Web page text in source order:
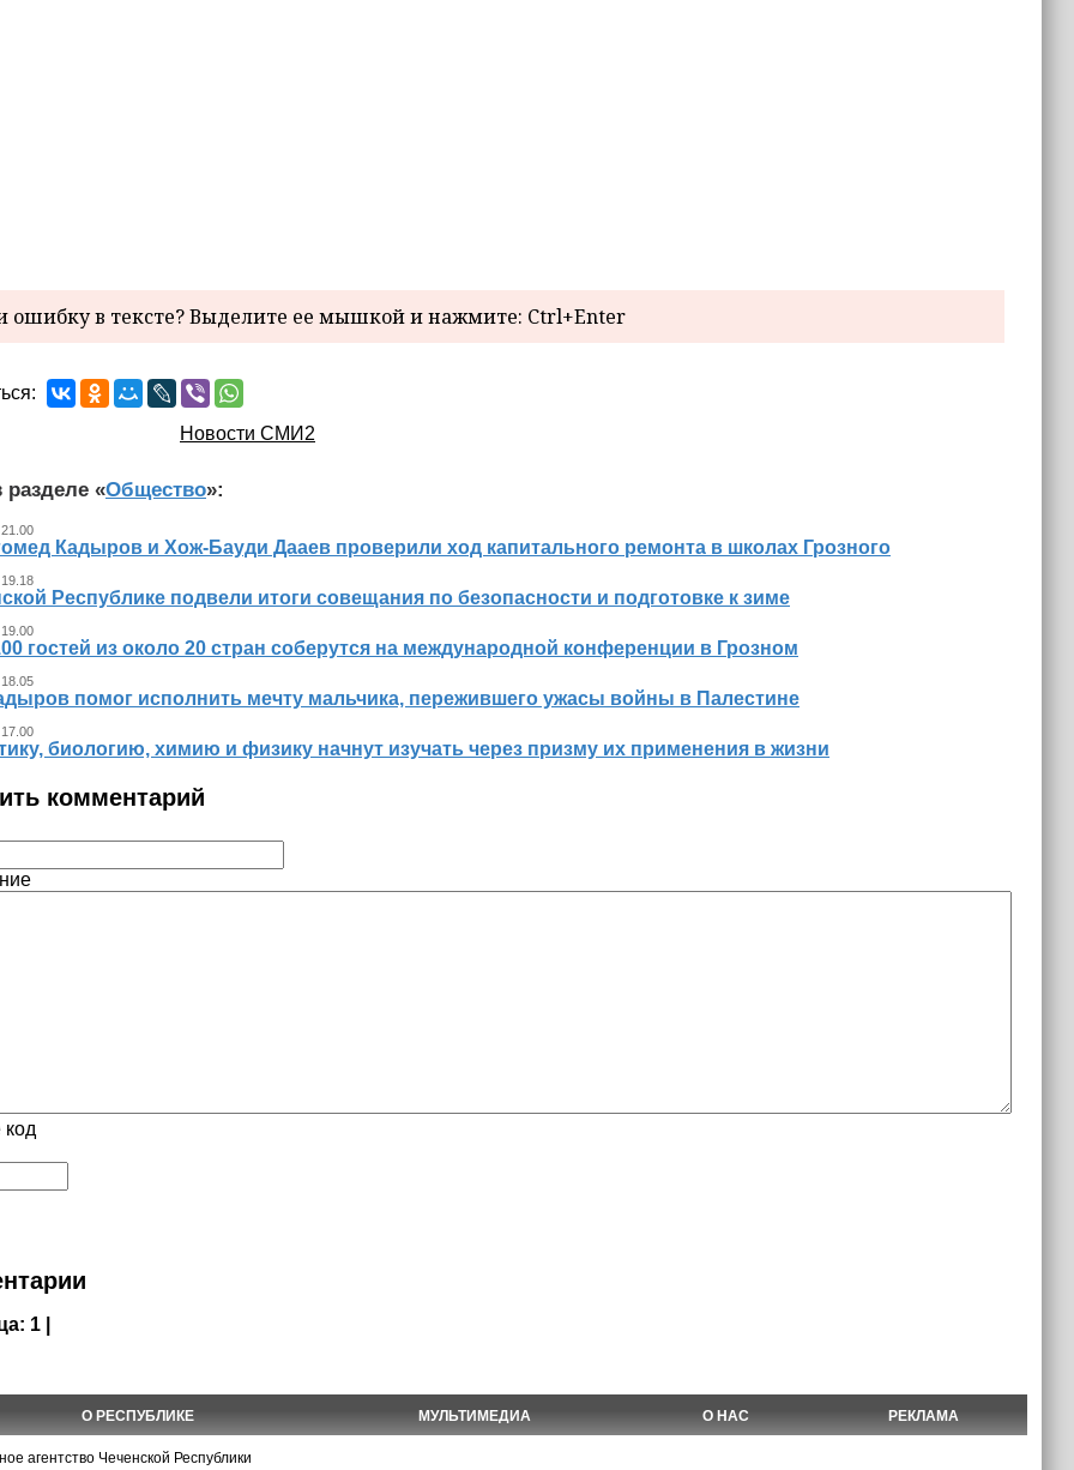
в тексте? Выделите ее мышкой и нажмите: Ctrl+Enter
Новости СМИ2
разделе «Общество»:
Кадыров и Хож-Бауди Дааев проверили ход капитального ремонта в школах Грозного
Республике подвели итоги совещания по безопасности и подготовке к зиме
гостей из около 20 стран соберутся на международной конференции в Грозном
помог исполнить мечту мальчика, пережившего ужасы войны в Палестине
биологию, химию и физику начнут изучать через призму их применения в жизни
комментарий
код
1 |
О РЕСПУБЛИКЕ МУЛЬТИМЕДИА О НАС РЕКЛАМА
агентство Чеченской Республики